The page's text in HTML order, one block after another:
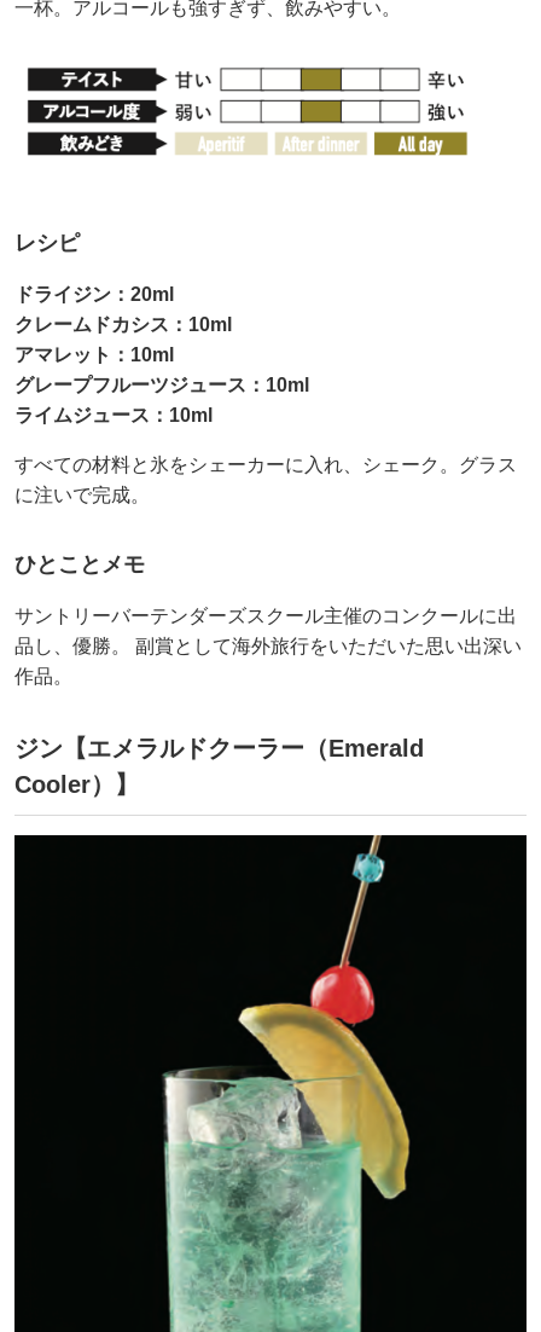
一杯。アルコールも強すぎず、飲みやすい。
レシピ
ドライジン：20ml
クレームドカシス：10ml
アマレット：10ml
グレープフルーツジュース：10ml
ライムジュース：10ml
すべての材料と氷をシェーカーに入れ、シェーク。グラス
に注いで完成。
ひとことメモ
サントリーバーテンダーズスクール主催のコンクールに出
品し、優勝。 副賞として海外旅行をいただいた思い出深い
作品。
ジン【エメラルドクーラー（Emerald
Cooler）】